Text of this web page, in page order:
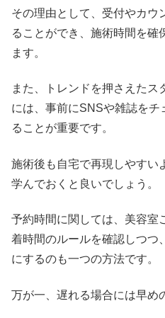
その理由として、受付やカウ
ることができ、施術時間を確
ます。
また、トレンドを押さえたス
には、事前にSNSや雑誌をチ
ることが重要です。
施術後も自宅で再現しやすい
学んでおくと良いでしょう。
予約時間に関しては、美容室
着時間のルールを確認しつつ
にするのも一つの方法です。
万が一、遅れる場合には早め